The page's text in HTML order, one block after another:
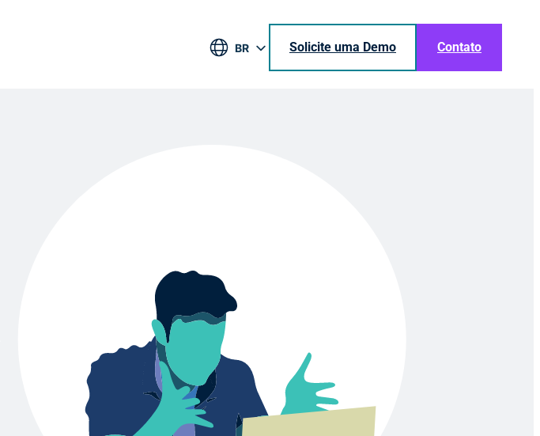
BR
Solicite uma Demo Contato